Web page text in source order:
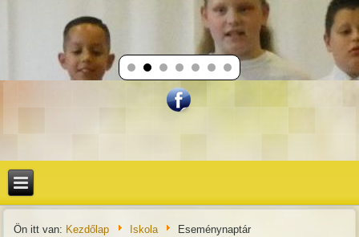
Ön itt van: Kezdőlap Iskola Eseménynaptár